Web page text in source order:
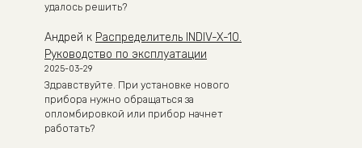
удалось решить?
Андрей к Распределитель INDIV-X-10.
Руководство по эксплуатации
2025-03-29
Здравствуйте. При установке нового
прибора нужно обращаться за
опломбировкой или прибор начнет
работать?